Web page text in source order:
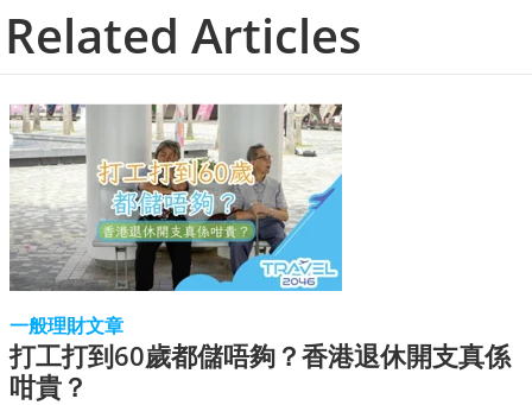
Related Articles
一般理財文章
打工打到60歲都儲唔夠？香港退休開支真係
咁貴？